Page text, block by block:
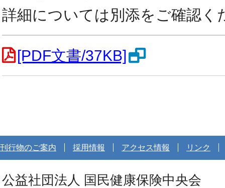
詳細については別添をご確認く
[PDF文書/37KB]
刊行物のご案内 採用情報 アクセス情報 リンク
公益社団法人 国民健康保険中央会